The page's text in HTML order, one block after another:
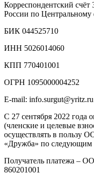
Корреспондентский
России по Центральному
БИК 044525710
ИНН 5026014060
КПП 770401001
ОГРН 1095000004252
E-mail: info.surgut@yritz.ru
С 27 сентября 2022 года
(членские и целевые
осуществлять в
«Дружба» по следующим
Получатель платежа
860201001